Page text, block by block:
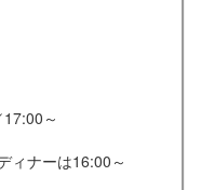
～
ィナーは16:00～